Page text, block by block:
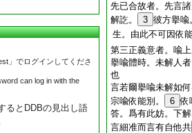
」でログインしてくださ
can log in with the
るとDDBの見出し語
先已合故者。先言
解訖。
3 彼方擧喩
生。由此不可因依
第三正義意者。喩
擧喩體時。未解人
也
言若爾擧喩未解如
宗喩依能別。
6 依
答。爲有此妨。下
言細准而言有自他共